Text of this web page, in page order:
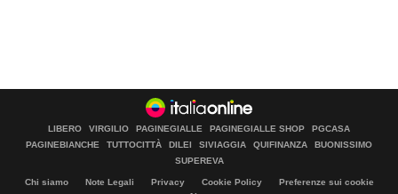
LIBERO VIRGILIO PAGINEGIALLE PAGINEGIALLE SHOP
PGCASA
PAGINEBIANCHE
TUTTOCITTÀ DILEI SIVIAGGIA QUIFINANZA
BUONISSIMO
SUPEREVA
Chi siamo Note Legali Privacy Cookie Policy
Preferenze sui cookie